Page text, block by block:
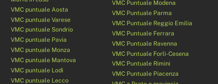
VMC puntuale Aosta
VMC puntuale Varese
VMC puntuale Sondrio
VMC puntuale Pavia
VMC puntuale Monza
VMC puntuale Mantova
VMC puntuale Lodi
VMC puntuale Lecco
VMC Puntuale Modena
VMC Puntuale Parma
VMC Puntuale Reggio Emilia
VMC Puntuale Ferrara
VMC Puntuale Ravenna
VMC Puntuale Forlì-Cesena
VMC Puntuale Rimini
VMC Puntuale Piacenza